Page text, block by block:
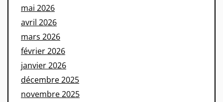
mai 2026
avril 2026
mars 2026
février 2026
janvier 2026
décembre 2025
novembre 2025